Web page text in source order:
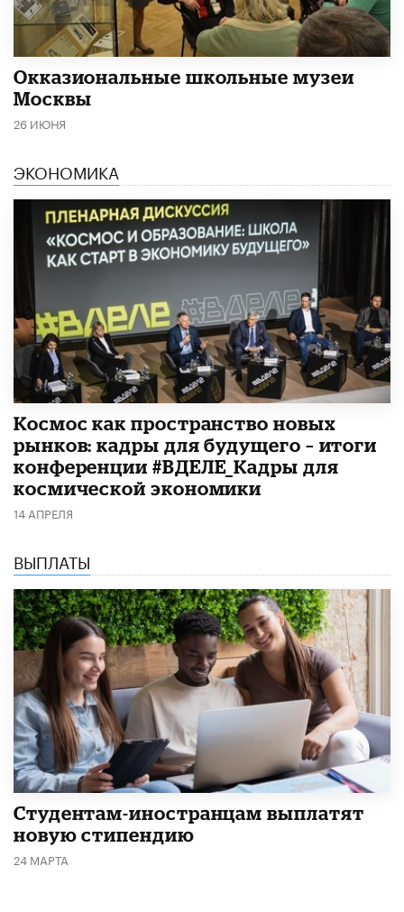
​Окказиональные школьные музеи
Москвы
26 ИЮНЯ
ЭКОНОМИКА
Космос как пространство новых
рынков: кадры для будущего – итоги
конференции #ВДЕЛЕ_Кадры для
космической экономики
14 АПРЕЛЯ
ВЫПЛАТЫ
Студентам-иностранцам выплатят
новую стипендию
24 МАРТА